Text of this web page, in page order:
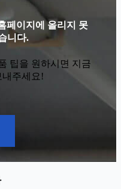
페이지에 올리지 못
니다.
팁을 원하시면 지금
내주세요!